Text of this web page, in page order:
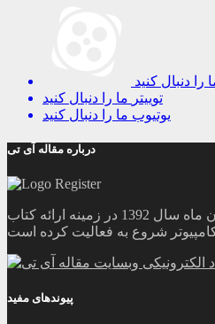
را دنبال کنید
توییتر ما را دنبال کنید
یوتیوب ما را دنبال کنید
درباره مقاله آی تی
وبسایت مقاله آی تی از آبان ماه سال 1392 در زمینه ارائه کتاب
پیوندهای مفید